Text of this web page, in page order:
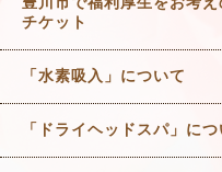
チケット
「水素吸入」について
「ドライヘッドスパ」につ